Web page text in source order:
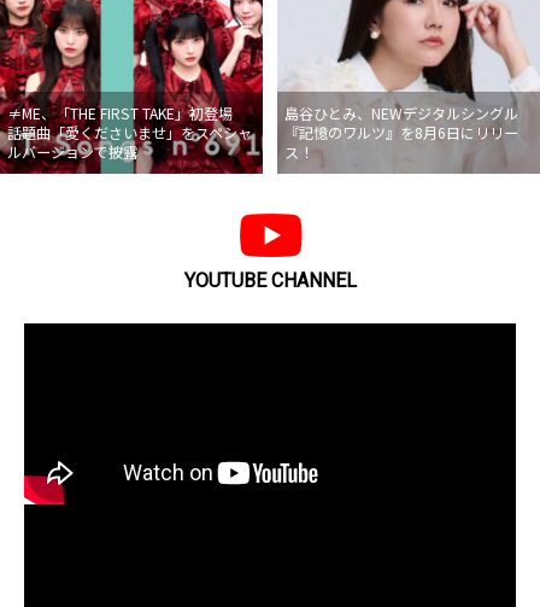
≠ME、「THE FIRST TAKE」初登場
話題曲「愛くださいませ」をスペシャ
ルバージョンで披露
島谷ひとみ、NEWデジタルシングル
『記憶のワルツ』を8月6日にリリー
ス！
YOUTUBE CHANNEL